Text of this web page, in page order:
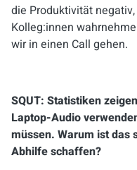
die Produktivität
Kolleg:innen
wir in einen Call gehen.
SQUT: Statistiken
Laptop-Audio
müssen. Warum ist das
Abhilfe schaffen?